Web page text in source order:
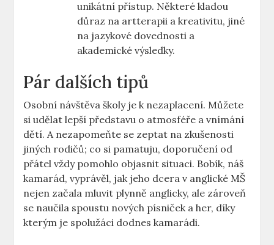
unikátní přístup. Některé kladou
důraz na artterapii a kreativitu, jiné
na jazykové dovednosti a
akademické výsledky.
Pár dalších tipů
Osobní návštěva školy je k nezaplacení. Můžete
si udělat lepší představu o atmosféře a vnímání
dětí. A nezapomeňte se zeptat na zkušenosti
jiných rodičů; co si pamatuju, doporučení od
přátel vždy pomohlo objasnit situaci. Bobík, náš
kamarád, vyprávěl, jak jeho dcera v anglické MŠ
nejen začala mluvit plynně anglicky, ale zároveň
se naučila spoustu nových písniček a her, díky
kterým je spolužáci dodnes kamarádi.